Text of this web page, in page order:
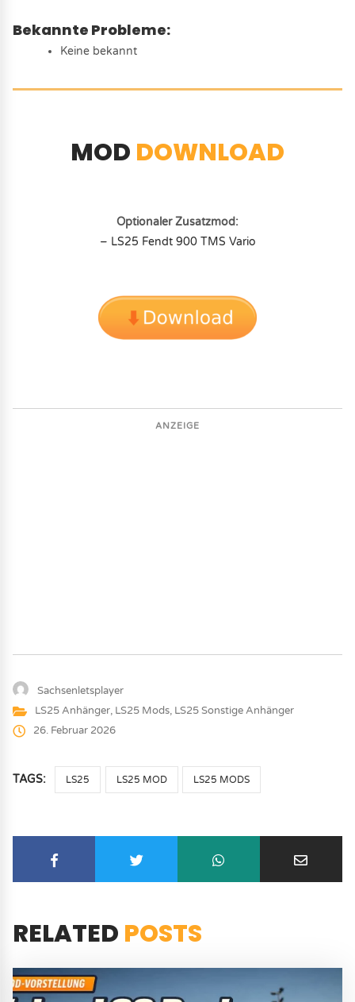
Bekannte Probleme:
Keine bekannt
MOD DOWNLOAD
Optionaler Zusatzmod:
– LS25 Fendt 900 TMS Vario
ANZEIGE
Sachsenletsplayer
LS25 Anhänger, LS25 Mods, LS25 Sonstige Anhänger
26. Februar 2026
TAGS: LS25 LS25 MOD LS25 MODS
RELATED POSTS